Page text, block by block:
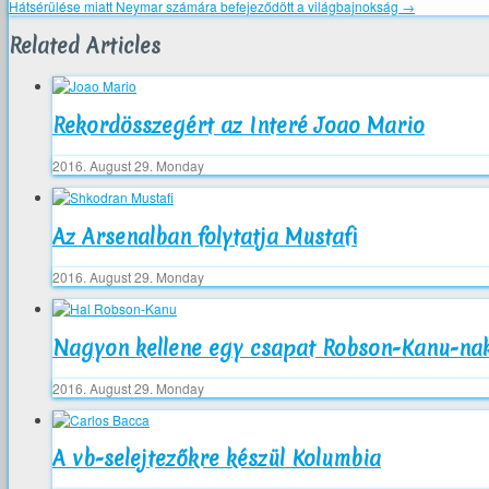
Hátsérülése miatt Neymar számára befejeződött a világbajnokság →
Related Articles
Rekordösszegért az Interé Joao Mario
2016. August 29. Monday
Az Arsenalban folytatja Mustafi
2016. August 29. Monday
Nagyon kellene egy csapat Robson-Kanu-
2016. August 29. Monday
A vb-selejtezőkre készül Kolumbia